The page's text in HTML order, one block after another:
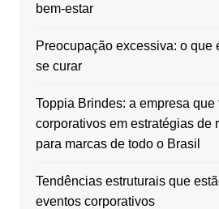
bem-estar
Preocupação excessiva: o que
se curar
Toppia Brindes: a empresa
corporativos em estratégias de
para marcas de todo o Brasil
Tendências estruturais que
eventos corporativos